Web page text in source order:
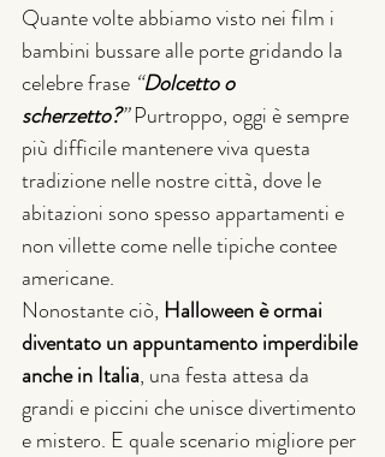
Quante volte abbiamo visto nei film i
bambini bussare alle porte gridando la
celebre frase “Dolcetto o
scherzetto?” Purtroppo, oggi è sempre
più difficile mantenere viva questa
tradizione nelle nostre città, dove le
abitazioni sono spesso appartamenti e
non villette come nelle tipiche contee
americane.
Nonostante ciò, Halloween è ormai
diventato un appuntamento imperdibile
anche in Italia, una festa attesa da
grandi e piccini che unisce divertimento
e mistero. E quale scenario migliore per